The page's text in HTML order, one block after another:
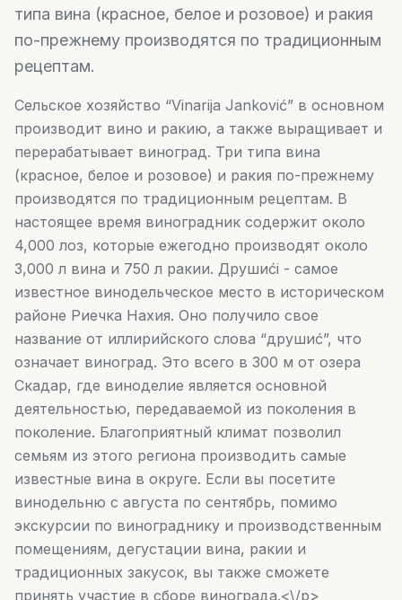
типа вина (красное, белое и розовое) и ракия
по-прежнему производятся по традиционным
рецептам.
Сельское хозяйство “Vinarija Janković” в основном
производит вино и ракию, а также выращивает и
перерабатывает виноград. Три типа вина
(красное, белое и розовое) и ракия по-прежнему
производятся по традиционным рецептам. В
настоящее время виноградник содержит около
4,000 лоз, которые ежегодно производят около
3,000 л вина и 750 л ракии. Друшиći - самое
известное винодельческое место в историческом
районе Риечка Нахия. Оно получило свое
название от иллирийского слова “друшиć”, что
означает виноград. Это всего в 300 м от озера
Скадар, где виноделие является основной
деятельностью, передаваемой из поколения в
поколение. Благоприятный климат позволил
семьям из этого региона производить самые
известные вина в округе. Если вы посетите
винодельню с августа по сентябрь, помимо
экскурсии по винограднику и производственным
помещениям, дегустации вина, ракии и
традиционных закусок, вы также сможете
принять участие в сборе винограда.<\/p>